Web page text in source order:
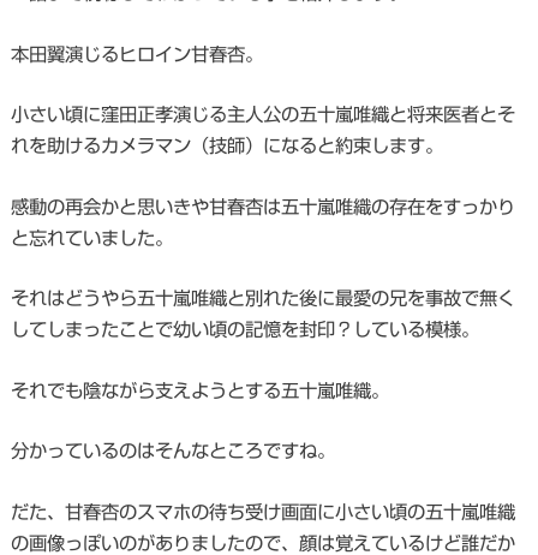
本田翼演じるヒロイン甘春杏。
小さい頃に窪田正孝演じる主人公の五十嵐唯織と将来医者とそ
れを助けるカメラマン（技師）になると約束します。
感動の再会かと思いきや甘春杏は五十嵐唯織の存在をすっかり
と忘れていました。
それはどうやら五十嵐唯織と別れた後に最愛の兄を事故で無く
してしまったことで幼い頃の記憶を封印？している模様。
それでも陰ながら支えようとする五十嵐唯織。
分かっているのはそんなところですね。
だた、甘春杏のスマホの待ち受け画面に小さい頃の五十嵐唯織
の画像っぽいのがありましたので、顔は覚えているけど誰だか